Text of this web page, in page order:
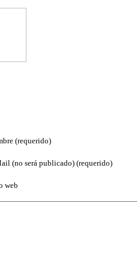
(requerido)
(no será publicado) (requerido)
web